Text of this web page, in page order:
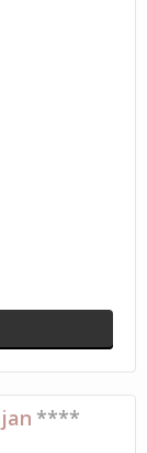
****